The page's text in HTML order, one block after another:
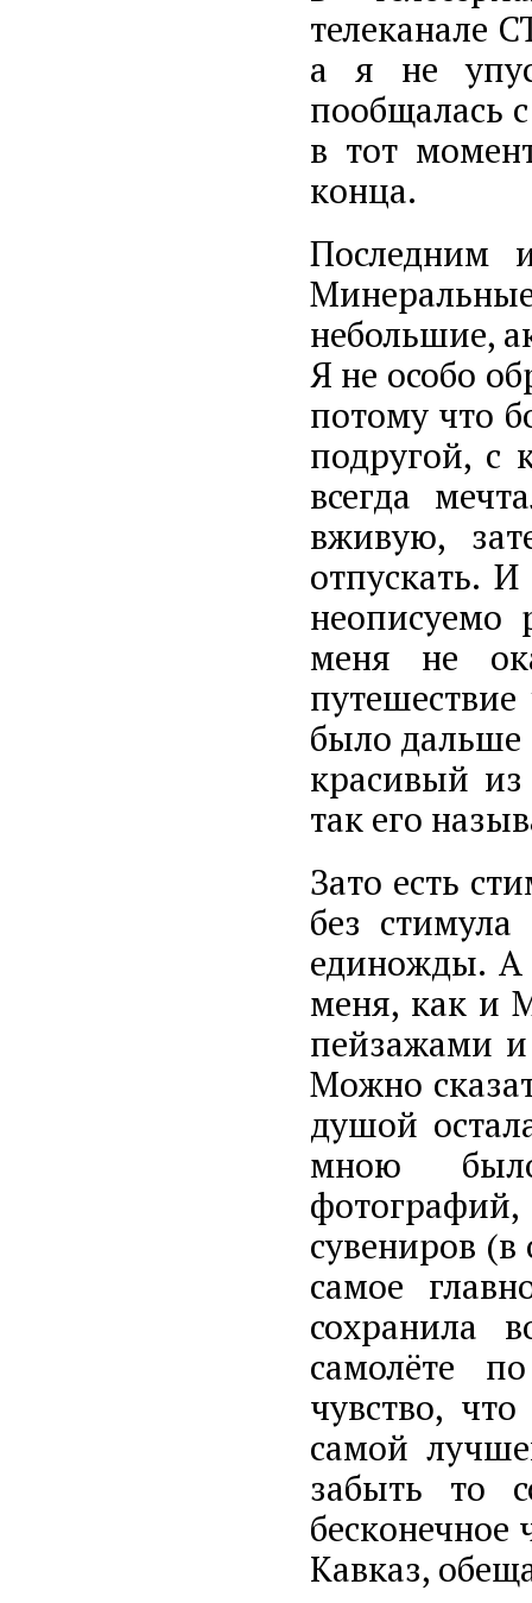
телеканале
а я не
пообщалась
в тот
конца.
Последним
небольшие,
Я не особо
потому что
подругой, с
всегда
вживую,
отпускать.
неописуемо
меня не
было дальше
красивый из
так его
Зато есть
без
единожды. А
меня, как и
пейзажами и
Можно
душой
мною
сувениров
самое
сохранила
самолёте
чувство,
самой
забыть то
бесконечное
Кавказ,